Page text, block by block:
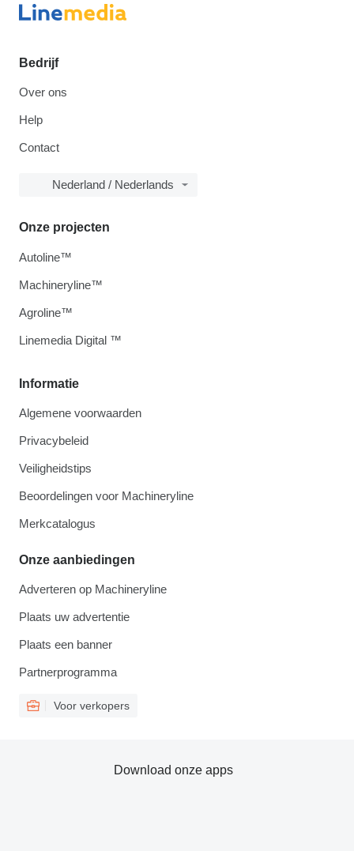
Bedrijf
Over ons
Help
Contact
Nederland / Nederlands
Informatie
Algemene voorwaarden
Privacybeleid
Veiligheidstips
Beoordelingen voor Machineryline
Merkcatalogus
Onze aanbiedingen
Adverteren op Machineryline
Plaats uw advertentie
Plaats een banner
Partnerprogramma
Voor verkopers
Onze projecten
Autoline™
Machineryline™
Agroline™
Linemedia Digital ™
Download onze apps